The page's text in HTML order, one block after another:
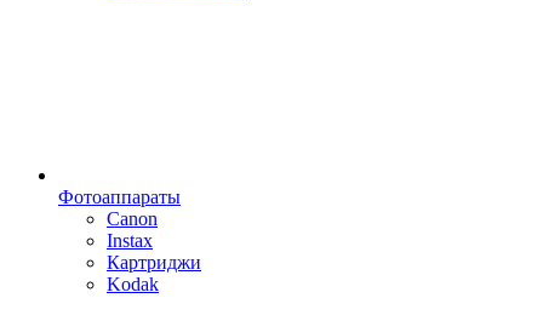
Фотоаппараты
Canon
Instax
Картриджи
Kodak